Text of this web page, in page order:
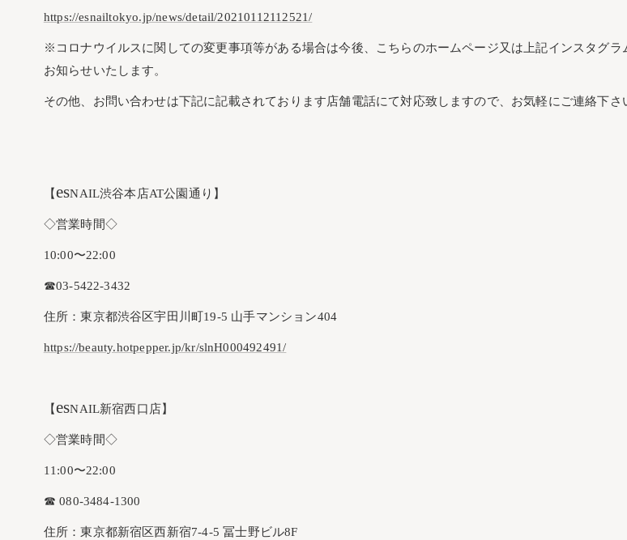
https://esnailtokyo.jp/news/detail/20210112112521/
※コロナウイルスに関しての変更事項等がある場合は今後、こちらのホームページ又は上記インスタグラ
お知らせいたします。
その他、お問い合わせは下記に記載されております店舗電話にて対応致しますので、お気軽にご連絡下さ
【esNAIL渋谷本店AT公園通り】
◇営業時間◇
10:00〜22:00
☎︎03-5422-3432
住所：東京都渋谷区宇田川町19-5 山手マンション404
https://beauty.hotpepper.jp/kr/slnH000492491/
【esNAIL新宿西口店】
◇営業時間◇
11:00〜22:00
☎︎ 080-3484-1300
住所：東京都新宿区西新宿7-4-5 冨士野ビル8F